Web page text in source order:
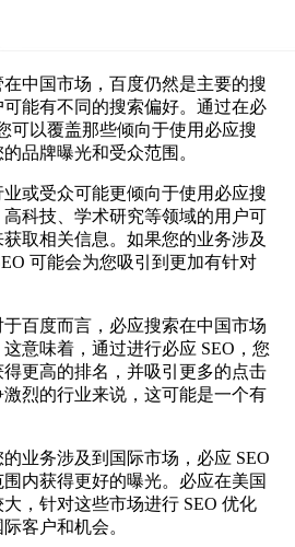
在中国市场，百度仍然是主要的搜
能有不同的搜索偏好。通过在必
可以覆盖那些倾向于使用必应搜
品牌曝光和受众范围。
或受众可能更倾向于使用必应搜
科技、学术研究等领域的用户可
取相关信息。如果您的业务涉及
可能会为您吸引到更加有针对
于百度而言，必应搜索在中国市场
意味着，通过进行必应 SEO，您
更高的排名，并吸引更多的点击
烈的行业来说，这可能是一个有
业务涉及到国际市场，必应 SEO
内获得更好的曝光。必应在美国
，针对这些市场进行 SEO 优化
客户和机会。